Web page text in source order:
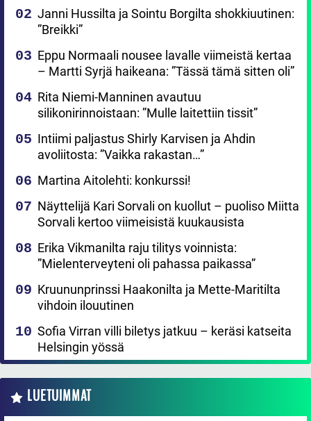
Janni Hussilta ja Sointu Borgilta shokkiuutinen:
”Breikki”
Eppu Normaali nousee lavalle viimeistä kertaa
– Martti Syrjä haikeana: ”Tässä tämä sitten oli”
Rita Niemi-Manninen avautuu
silikonirinnoistaan: ”Mulle laitettiin tissit”
Intiimi paljastus Shirly Karvisen ja Ahdin
avoliitosta: ”Vaikka rakastan…”
Martina Aitolehti: konkurssi!
Näyttelijä Kari Sorvali on kuollut – puoliso Miitta
Sorvali kertoo viimeisistä kuukausista
Erika Vikmanilta raju tilitys voinnista:
”Mielenterveyteni oli pahassa paikassa”
Kruununprinssi Haakonilta ja Mette-Maritilta
vihdoin ilouutinen
Sofia Virran villi biletys jatkuu – keräsi katseita
Helsingin yössä
LUETUIMMAT